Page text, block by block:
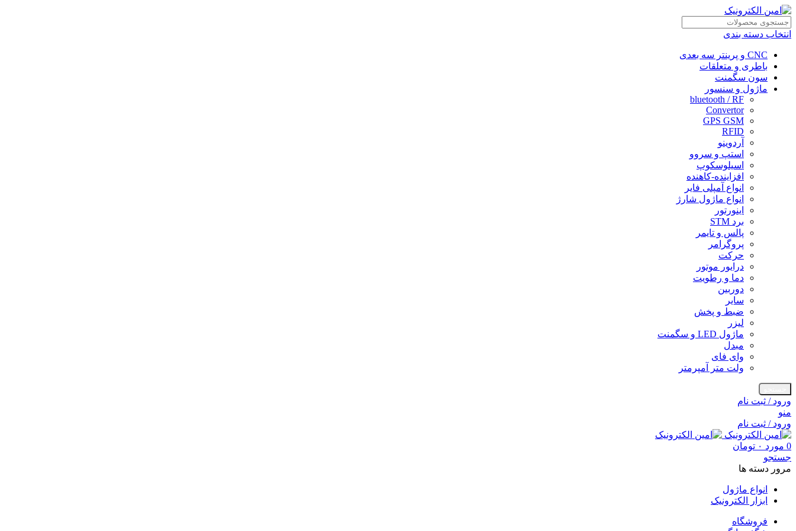
انتخاب دسته بندی
CNC و پرینتر سه بعدی
باطری و متعلقات
سون سگمنت
ماژول و سنسور
bluetooth / RF
Convertor
GPS GSM
RFID
آردوینو
استپ و سروو
اسیلوسکوپ
افزاینده-کاهنده
انواع آمپلی فایر
انواع ماژول شارژ
اینورتور
برد STM
پالس و تایمر
پروگرامر
حرکت
درایور موتور
دما و رطویت
دوربین
سایر
ضبط و پخش
لیزر
ماژول LED و سگمنت
مبدل
وای فای
ولت متر آمپرمتر
ورود / ثبت نام
منو
ورود / ثبت نام
0 مورد ۰ تومان
جستجو
مرور دسته ها
انواع ماژول
ابزار الکترونیک
فروشگاه